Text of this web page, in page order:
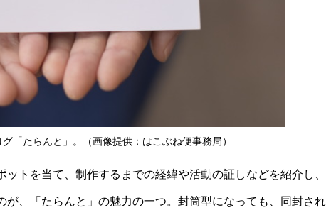
「たらんと」。（画像提供：はこぶね便事務局）
トを当て、制作するまでの経緯や活動の証しなどを紹介し、
、「たらんと」の魅力の一つ。封筒型になっても、同封され